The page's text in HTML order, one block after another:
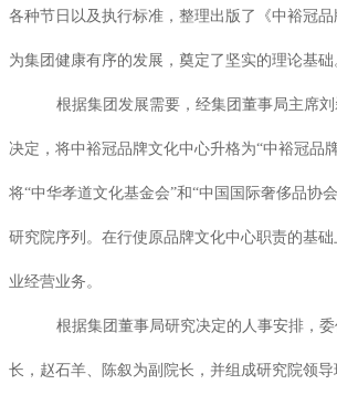
各种节日以及执行标准，整理出版了《中裕冠品
为集团健康有序的发展，奠定了坚实的理论基础
根据集团发展需要，经集团董事局主席
决定，将中裕冠品牌文化中心升格为“中裕冠品
将“中华孝道文化基金会”和“中国国际奢侈品协
研究院序列。在行使原品牌文化中心职责的基
业经营业务。
根据集团董事局研究决定的人事安排，
长，赵石羊、陈叙为副院长，并组成研究院领